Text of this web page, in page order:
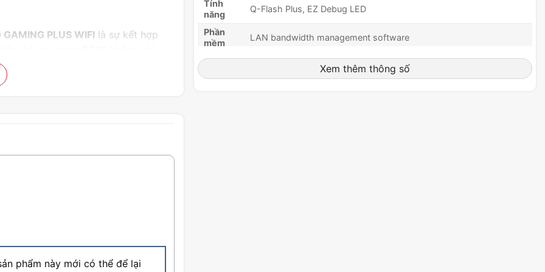
PLUS WIFI là sự kết hợp
cho dàn máy tính của bạn.
phẩm này mới có thể để lại
Tính
năng
Q-Flash Plus, EZ Debug LED
Phần
mềm
LAN bandwidth management software
BIOS
UEFI AMI BIOS, 256 Mb Flash ROM
Hệ điều
Xem thêm thông số